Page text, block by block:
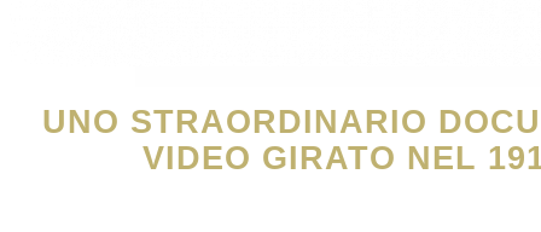
UNO STRAORDINARIO
VIDEO GIRATO NEL